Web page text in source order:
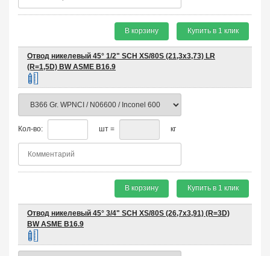
В корзину Купить в 1 клик
Отвод никелевый 45° 1/2" SCH XS/80S (21,3х3,73) LR
(R=1,5D) BW ASME B16.9
Кол-во: шт = кг
В корзину Купить в 1 клик
Отвод никелевый 45° 3/4" SCH XS/80S (26,7х3,91) (R=3D)
BW ASME B16.9